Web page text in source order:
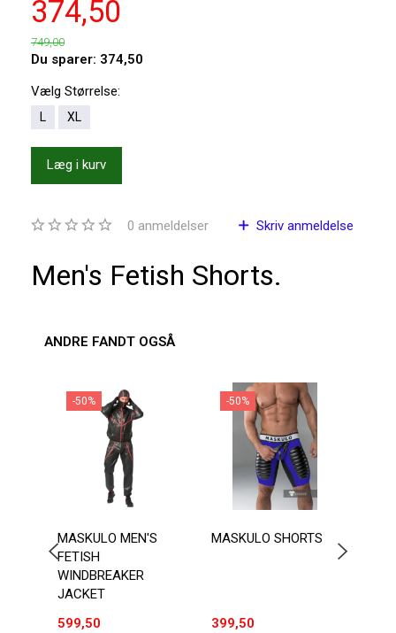
374,50
749,00
Du sparer: 374,50
Vælg Størrelse:
L XL
Læg i kurv
0 anmeldelser Skriv anmeldelse
Men's Fetish Shorts.
ANDRE FANDT OGSÅ
-50%
MASKULO MEN'S
FETISH
WINDBREAKER
JACKET
599,50
-50%
MASKULO SHORTS
399,50